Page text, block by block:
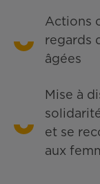
Actions
regards
âgées
Mise à
et se
aux